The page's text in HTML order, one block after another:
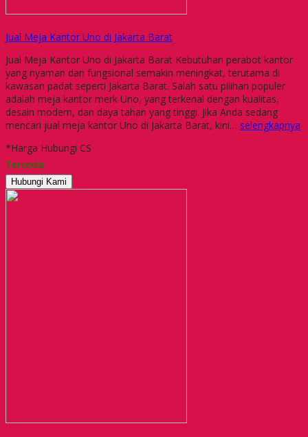
Jual Meja Kantor Uno di Jakarta Barat
Jual Meja Kantor Uno di Jakarta Barat Kebutuhan perabot kantor
yang nyaman dan fungsional semakin meningkat, terutama di
kawasan padat seperti Jakarta Barat. Salah satu pilihan populer
adalah meja kantor merk Uno, yang terkenal dengan kualitas,
desain modern, dan daya tahan yang tinggi. Jika Anda sedang
mencari jual meja kantor Uno di Jakarta Barat, kini… selengkapnya
*Harga Hubungi CS
Tersedia
Hubungi Kami